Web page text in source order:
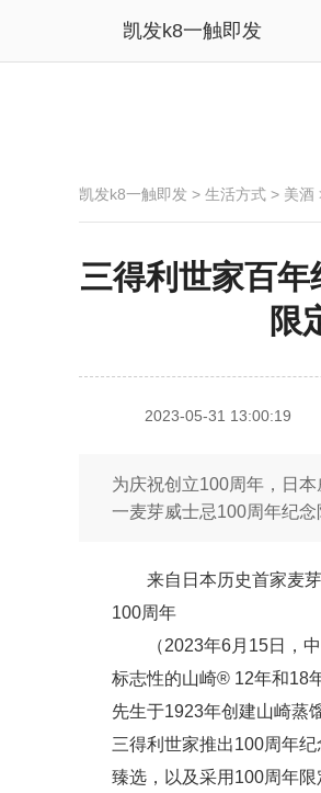
凯发k8一触即发
凯发k8一触即发 > 生活方式 > 美酒
三得利世家百
限
2023-05-31 13:00:19
为庆祝创立100周年，日
一麦芽威士忌100周年纪念
来自日本历史首家麦
100周年
（2023年6月15日，
标志性的山崎® 12年和18
先生于1923年创建山崎蒸
三得利世家推出100周年
臻选，以及采用100周年限